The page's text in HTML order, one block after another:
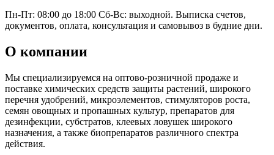
Пн-Пт: 08:00 до 18:00 Сб-Вс: выходной. Выписка счетов,
документов, оплата, консультация и самовывоз в будние дни.
О компании
Мы специализируемся на оптово-розничной продаже и
поставке химических средств защиты растений, широкого
перечня удобрений, микроэлементов, стимуляторов роста,
семян овощных и пропашных культур, препаратов для
дезинфекции, субстратов, клеевых ловушек широкого
назначения, а также биопрепаратов различного спектра
действия.